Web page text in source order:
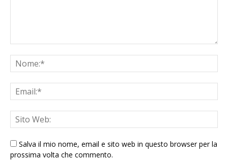
Salva il mio nome, email e sito web in questo browser per la
prossima volta che commento.